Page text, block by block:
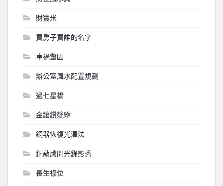
財寶米
買房子買誰的名字
車禍肇因
辦公室風水配置規劃
過七星橋
金鑲鑽貔貅
銅器恢復光澤法
銅葫蘆開光錄影秀
長生祿位